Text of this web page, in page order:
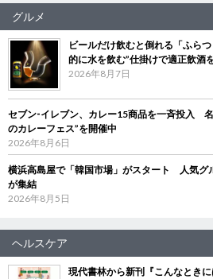
グルメ
ビールだけ飲むと倒れる「ふら
的に水を飲む”仕掛けで適正飲酒
2026年8月7日
セブン‐イレブン、カレー15商品を一斉投入
のカレーフェス”を開催中
2026年8月6日
横浜高島屋で「韓国市場」がスタート 人気グ
が集結
2026年8月5日
ヘルスケア
現代書林から新刊『こんなとき